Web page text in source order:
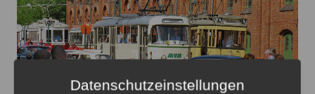
Datenschutzeinstellungen